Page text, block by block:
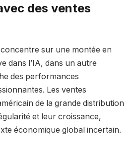
des ventes
concentre sur une montée en
dans l’IA, dans un autre
des performances
Les ventes
de la grande distribution
et leur croissance,
économique global incertain.